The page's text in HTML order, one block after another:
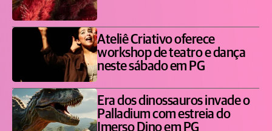
Ateliê Criativo oferece
workshop de teatro e dança
neste sábado em PG
Era dos dinossauros invade o
Palladium com estreia do
Imerso Dino em PG